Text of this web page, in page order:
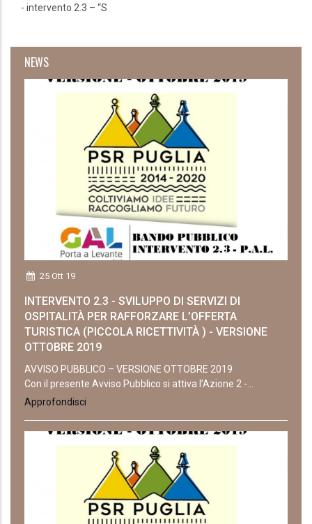
- intervento 2.3 – “S
NEWS
25 Ott 19
INTERVENTO 2.3 - SVILUPPO DI SERVIZI DI
OSPITALITÀ PER RAFFORZARE L’OFFERTA
TURISTICA (PICCOLA RICETTIVITÀ ) - VERSIONE
OTTOBRE 2019
AVVISO PUBBLICO – VERSIONE OTTOBRE 2019
Con il presente Avviso Pubblico si attiva l’Azione 2 -...
Approfondisci